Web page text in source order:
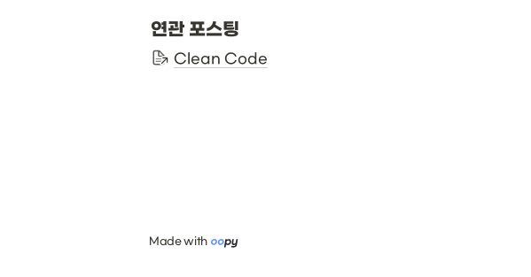
연관 포스팅
Clean Code
Made with